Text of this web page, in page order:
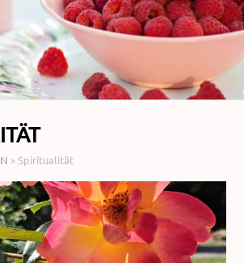
> Spiritualität